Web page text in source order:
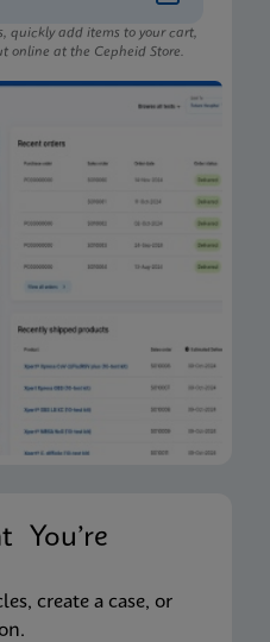
quickly add items to your cart,
online at the Cepheid Store.
You’re
create a case, or